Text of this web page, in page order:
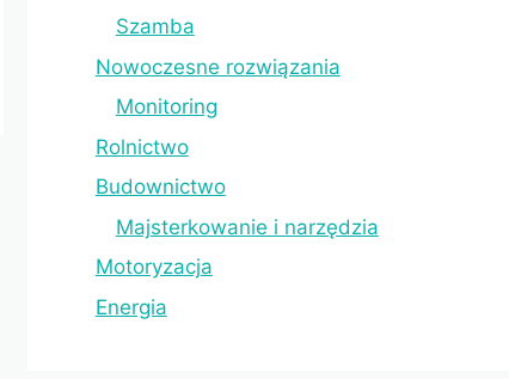
Szamba
Nowoczesne rozwiązania
Monitoring
Rolnictwo
Budownictwo
Majsterkowanie i narzędzia
Motoryzacja
Energia